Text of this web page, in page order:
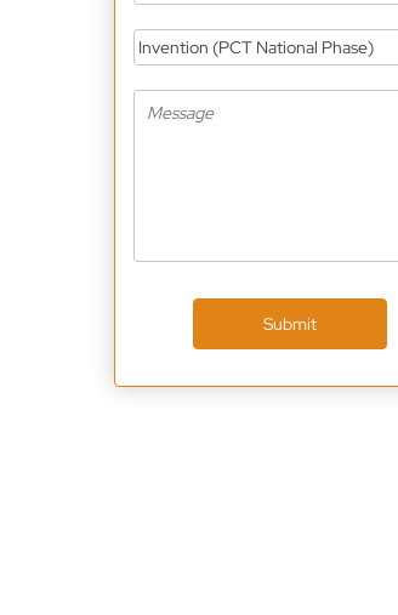
Invention (PCT National Phase)
Submit